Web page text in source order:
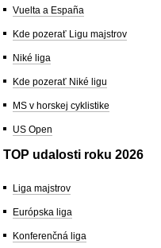
Vuelta a España
Kde pozerať Ligu majstrov
Niké liga
Kde pozerať Niké ligu
MS v horskej cyklistike
US Open
TOP udalosti roku 2026
Liga majstrov
Európska liga
Konferenčná liga